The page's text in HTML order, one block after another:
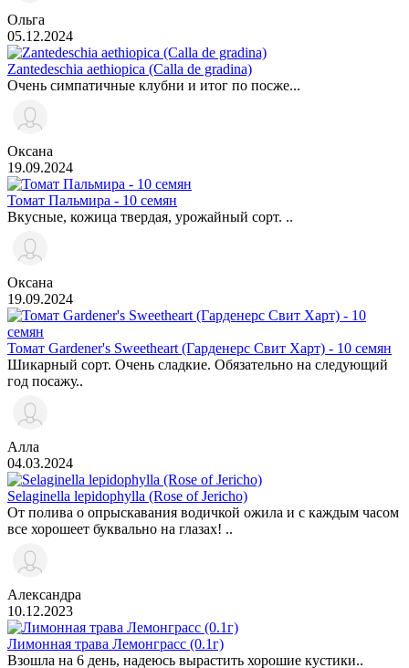
Ольга
05.12.2024
Zantedeschia aethiopica (Calla de gradina)
Очень симпатичные клубни и итог по посже...
Оксана
19.09.2024
Томат Пальмира - 10 семян
Вкусные, кожица твердая, урожайный сорт. ..
Оксана
19.09.2024
Томат Gardener's Sweetheart (Гарденерс Свит Харт) - 10 семян
Шикарный сорт. Очень сладкие. Обязательно на следующий
год посажу..
Алла
04.03.2024
Selaginella lepidophylla (Rose of Jericho)
От полива о опрыскавания водичкой ожила и с каждым часом
все хорошеет буквально на глазах! ..
Александра
10.12.2023
Лимонная трава Лемонграсс (0.1г)
Взошла на 6 день, надеюсь вырастить хорошие кустики..